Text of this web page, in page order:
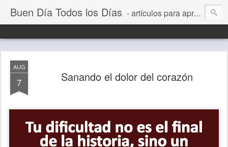
Buen Día Todos los Días - artículos para aprender a vivir mejor, un día a la vez. Por Juan C Quintero
AUG
7 Sanando el dolor del corazón